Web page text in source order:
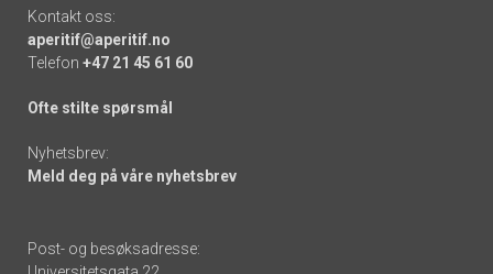
Kontakt oss:
aperitif@aperitif.no
Telefon +47 21 45 61 60
Ofte stilte spørsmål
Nyhetsbrev:
Meld deg på våre nyhetsbrev
Post- og besøksadresse: